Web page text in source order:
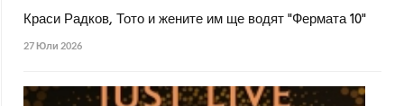
Краси Радков, Тото и жените им ще водят "Фермата 10"
27 Юли 2026